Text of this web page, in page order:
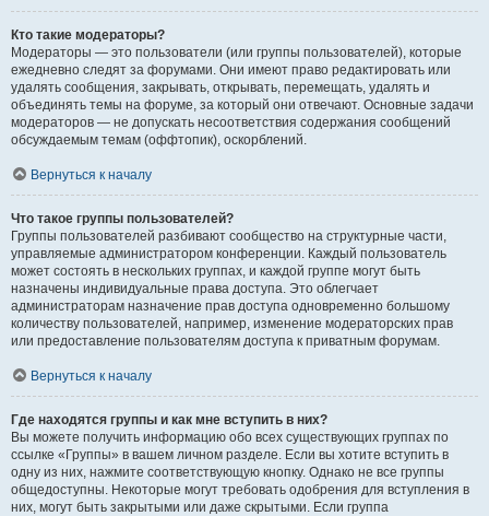
Кто такие модераторы?
Модераторы — это пользователи (или группы пользователей), которые
ежедневно следят за форумами. Они имеют право редактировать или
удалять сообщения, закрывать, открывать, перемещать, удалять и
объединять темы на форуме, за который они отвечают. Основные задачи
модераторов — не допускать несоответствия содержания сообщений
обсуждаемым темам (оффтопик), оскорблений.
Вернуться к началу
Что такое группы пользователей?
Группы пользователей разбивают сообщество на структурные части,
управляемые администратором конференции. Каждый пользователь
может состоять в нескольких группах, и каждой группе могут быть
назначены индивидуальные права доступа. Это облегчает
администраторам назначение прав доступа одновременно большому
количеству пользователей, например, изменение модераторских прав
или предоставление пользователям доступа к приватным форумам.
Вернуться к началу
Где находятся группы и как мне вступить в них?
Вы можете получить информацию обо всех существующих группах по
ссылке «Группы» в вашем личном разделе. Если вы хотите вступить в
одну из них, нажмите соответствующую кнопку. Однако не все группы
общедоступны. Некоторые могут требовать одобрения для вступления в
них, могут быть закрытыми или даже скрытыми. Если группа